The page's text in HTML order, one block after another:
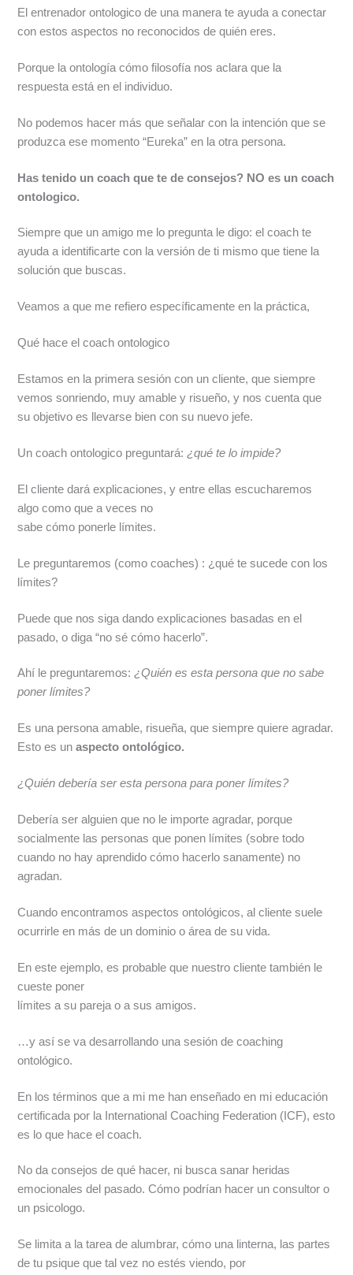
El entrenador ontologico de una manera te ayuda a conectar
con estos aspectos no reconocidos de quién eres.
Porque la ontología cómo filosofía nos aclara que la
respuesta está en el individuo.
No podemos hacer más que señalar con la intención que se
produzca ese momento “Eureka” en la otra persona.
Has tenido un coach que te de consejos? NO es un coach
ontologico.
Siempre que un amigo me lo pregunta le digo: el coach te
ayuda a identificarte con la versión de ti mismo que tiene la
solución que buscas.
Veamos a que me refiero específicamente en la práctica,
Qué hace el coach ontologico
Estamos en la primera sesión con un cliente, que siempre
vemos sonriendo, muy amable y risueño, y nos cuenta que
su objetivo es llevarse bien con su nuevo jefe.
Un coach ontologico preguntará:¿qué te lo impide?
El cliente dará explicaciones, y entre ellas escucharemos
algo como que a veces no
sabe cómo ponerle límites.
Le preguntaremos (como coaches) : ¿qué te sucede con los
límites?
Puede que nos siga dando explicaciones basadas en el
pasado, o diga “no sé cómo hacerlo”.
Ahí le preguntaremos:¿Quién es esta persona que no sabe
poner límites?
Es una persona amable, risueña, que siempre quiere agradar.
Esto es unaspecto ontológico.
¿Quién debería ser esta persona para poner límites?
Debería ser alguien que no le importe agradar, porque
socialmente las personas que ponen límites (sobre todo
cuando no hay aprendido cómo hacerlo sanamente) no
agradan.
Cuando encontramos aspectos ontológicos, al cliente suele
ocurrirle en más de un dominio o área de su vida.
En este ejemplo, es probable que nuestro cliente también le
cueste poner
límites a su pareja o a sus amigos.
…y así se va desarrollando una sesión de coaching
ontológico.
En los términos que a mi me han enseñado en mi educación
certificada por la International Coaching Federation (ICF), esto
es lo que hace el coach.
No da consejos de qué hacer, ni busca sanar heridas
emocionales del pasado. Cómo podrían hacer un consultor o
un psicologo.
Se limita a la tarea de alumbrar, cómo una linterna, las partes
de tu psique que tal vez no estés viendo, por